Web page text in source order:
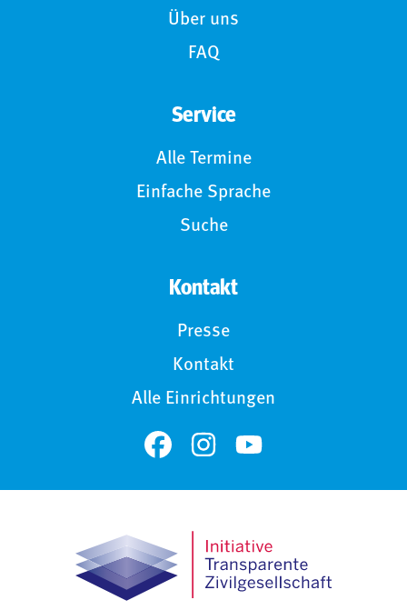
Über uns
FAQ
Service
Alle Termine
Einfache Sprache
Suche
Kontakt
Presse
Kontakt
Alle Einrichtungen